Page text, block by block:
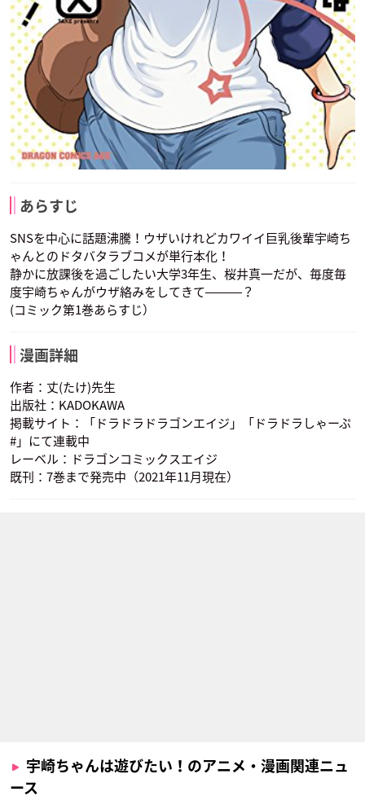
あらすじ
SNSを中心に話題沸騰！ウザいけれどカワイイ巨乳後輩宇崎ち
ゃんとのドタバタラブコメが単行本化！
静かに放課後を過ごしたい大学3年生、桜井真一だが、毎度毎
度宇崎ちゃんがウザ絡みをしてきて―――？
(コミック第1巻あらすじ）
漫画詳細
作者：丈(たけ)先生
出版社：KADOKAWA
掲載サイト：「ドラドラドラゴンエイジ」「ドラドラしゃーぷ
#」にて連載中
レーベル：ドラゴンコミックスエイジ
既刊：7巻まで発売中（2021年11月現在）
宇崎ちゃんは遊びたい！のアニメ・漫画関連ニュ
ース